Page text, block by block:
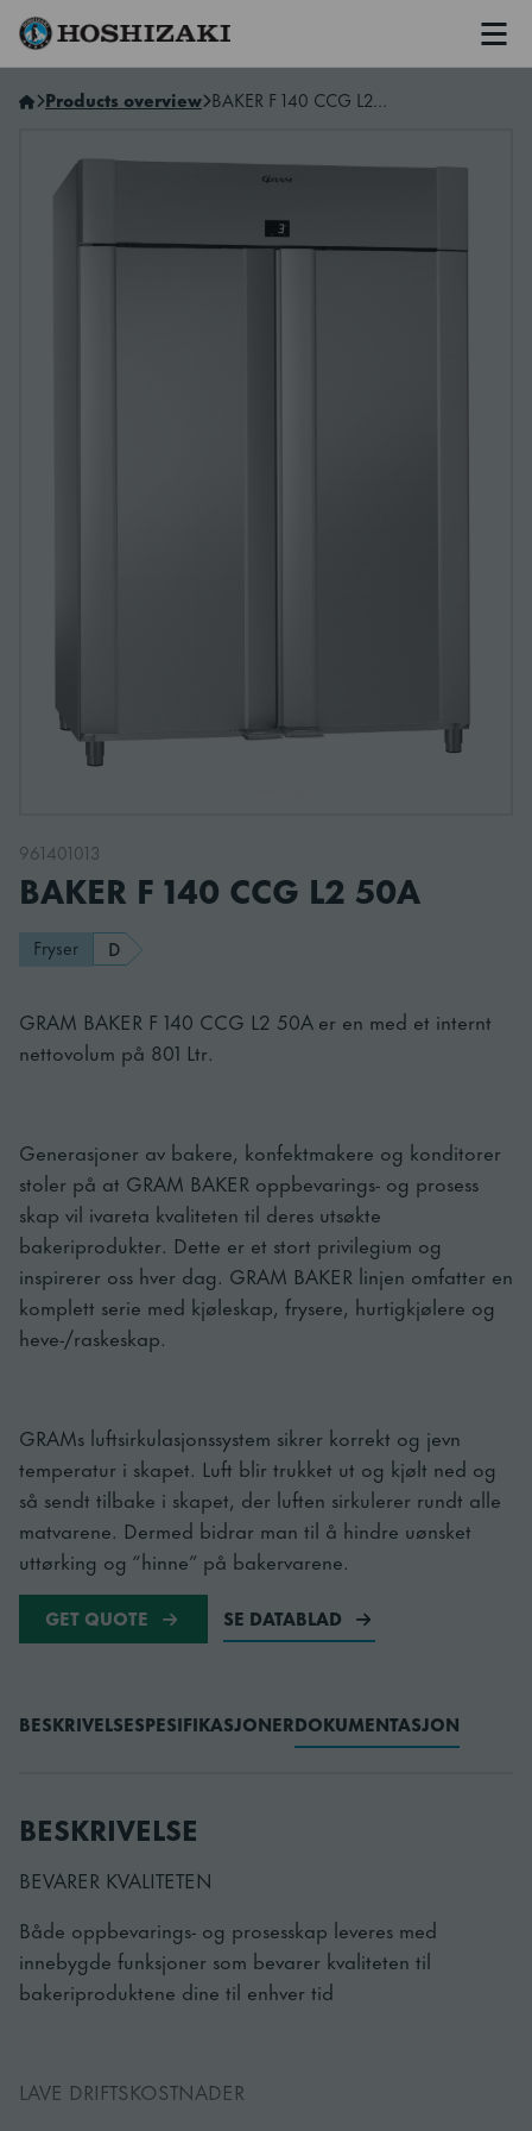
Hoshizaki Norway
Products overview BAKER F 140 CCG L2 50A
961401013
BAKER F 140 CCG L2 50A
Fryser D
GRAM BAKER F 140 CCG L2 50A er en med et internt
nettovolum på 801 Ltr.
Generasjoner av bakere, konfektmakere og konditorer
stoler på at GRAM BAKER oppbevarings- og prosess
skap vil ivareta kvaliteten til deres utsøkte
bakeriprodukter. Dette er et stort privilegium og
inspirerer oss hver dag. GRAM BAKER linjen omfatter en
komplett serie med kjøleskap, frysere, hurtigkjølere og
heve-/raskeskap.
GRAMs luftsirkulasjonssystem sikrer korrekt og jevn
temperatur i skapet. Luft blir trukket ut og kjølt ned og
så sendt tilbake i skapet, der luften sirkulerer rundt alle
matvarene. Dermed bidrar man til å hindre uønsket
uttørking og “hinne” på bakervarene.
GET QUOTE SE DATABLAD
BESKRIVELSESPESIFIKASJONERDOKUMENTASJON
BESKRIVELSE
BEVARER KVALITETEN
Både oppbevarings- og prosesskap leveres med
innebygde funksjoner som bevarer kvaliteten til
bakeriproduktene dine til enhver tid
LAVE DRIFTSKOSTNADER